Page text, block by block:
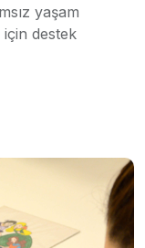
yaşam
destek